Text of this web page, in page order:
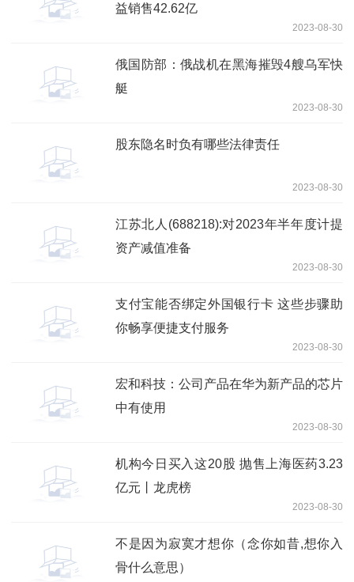
益销售42.62亿
2023-08-30
俄国防部：俄战机在黑海摧毁4艘乌军快
艇
2023-08-30
股东隐名时负有哪些法律责任
2023-08-30
江苏北人(688218):对2023年半年度计提
资产减值准备
2023-08-30
支付宝能否绑定外国银行卡 这些步骤助
你畅享便捷支付服务
2023-08-30
宏和科技：公司产品在华为新产品的芯片
中有使用
2023-08-30
机构今日买入这20股 抛售上海医药3.23
亿元丨龙虎榜
2023-08-30
不是因为寂寞才想你（念你如昔,想你入
骨什么意思）